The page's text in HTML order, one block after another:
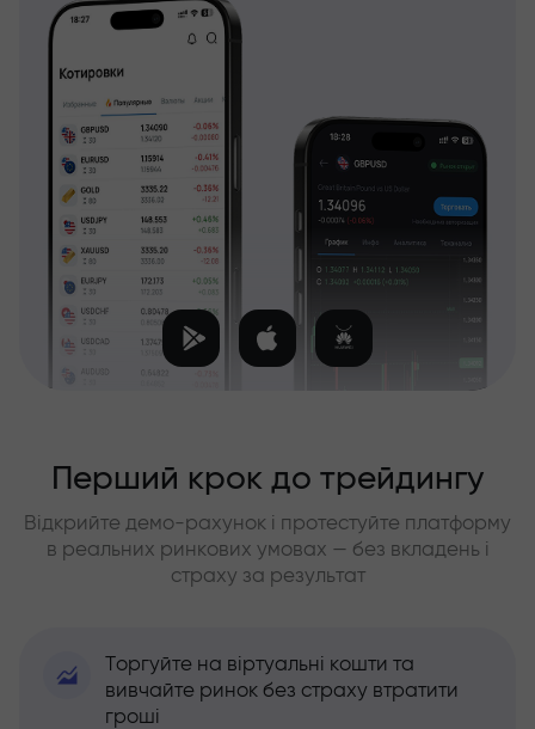
Перший крок до трейдингу
Відкрийте демо-рахунок і протестуйте платформу
в реальних ринкових умовах — без вкладень і
страху за результат
Торгуйте на віртуальні кошти та
вивчайте ринок без страху втратити
гроші